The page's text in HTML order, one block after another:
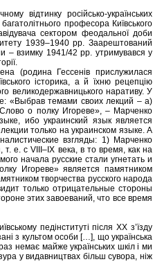
відтинку російсько-українських
професора Київського
сектором феодальної доби
1939–1940 рр. Заарештований
– взимку 1941/42 рр. утримувався у
(родина Гессенів прислужилася
історика, а й їхню рецепцію
великодержавницького наративу. У
«Выбрав темами своих лекций – а)
о полку Игореве», – Марченко
ибо украинский язык является
только на украинском языке. А
взгляды: 1) Марченко
е. с VIII–IХ века, в то время, как на
начала русские стали угнетать и
Игореве» является памятником
творчества русского народа
только отрицательные стороны
этих завоеваний, что все время
педінституті після ХХ з’їзду
з культом особи […], що українська
немає майже українських шкіл і ми
у видавництвах більш сувора, ніж